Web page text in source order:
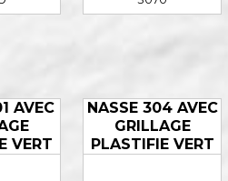
AVEC
VERT
NASSE 304 AVEC
GRILLAGE
PLASTIFIE VERT